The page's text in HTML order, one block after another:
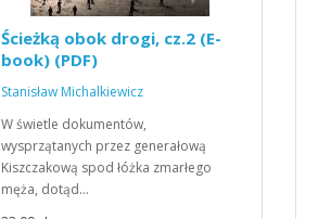
Ścieżką obok drogi, cz.2 (E-
book) (PDF)
Stanisław Michalkiewicz
W świetle dokumentów,
wysprzątanych przez generałową
Kiszczakową spod łóżka zmarłego
męża, dotąd…